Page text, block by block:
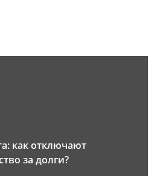
как отключают
за долги?